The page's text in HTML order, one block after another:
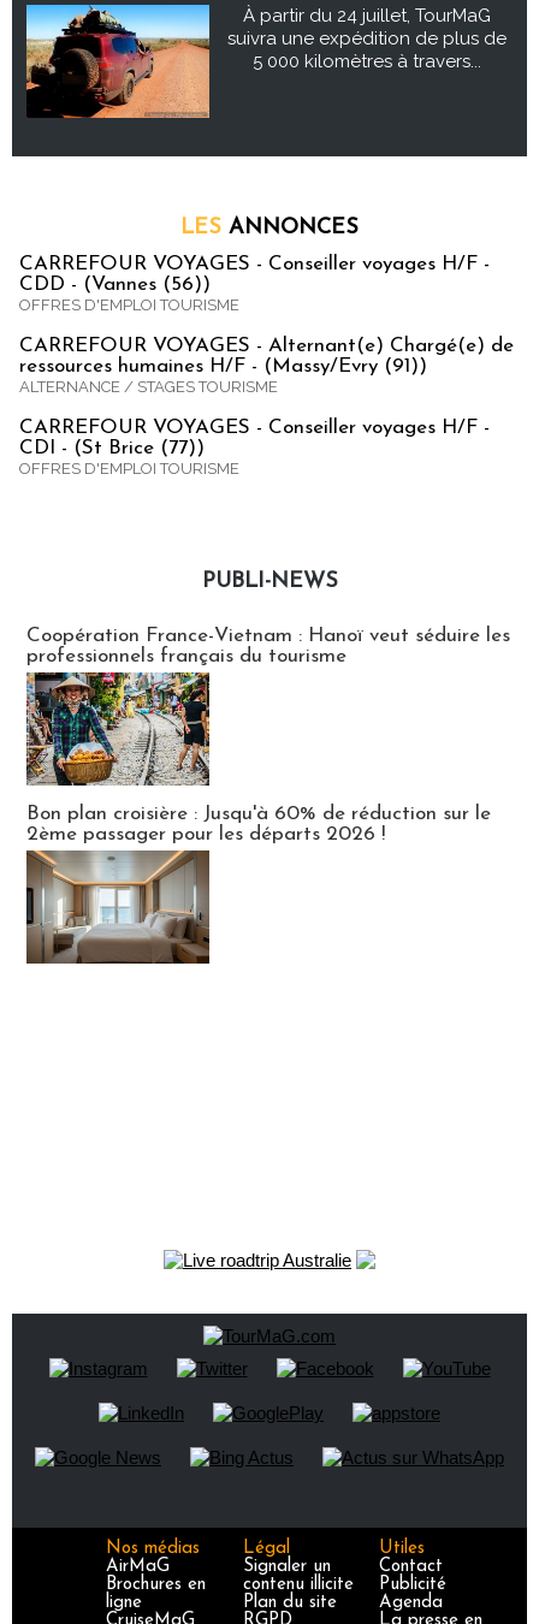
À partir du 24 juillet, TourMaG
suivra une expédition de plus de
5 000 kilomètres à travers...
LES ANNONCES
CARREFOUR VOYAGES - Conseiller voyages H/F -
CDD - (Vannes (56))
OFFRES D'EMPLOI TOURISME
CARREFOUR VOYAGES - Alternant(e) Chargé(e) de
ressources humaines H/F - (Massy/Evry (91))
ALTERNANCE / STAGES TOURISME
CARREFOUR VOYAGES - Conseiller voyages H/F -
CDI - (St Brice (77))
OFFRES D'EMPLOI TOURISME
PUBLI-NEWS
Coopération France-Vietnam : Hanoï veut séduire les
professionnels français du tourisme
Bon plan croisière : Jusqu'à 60% de réduction sur le
2ème passager pour les départs 2026 !
Nos médias
AirMaG
Brochures en
ligne
Légal
Signaler un
contenu illicite
Plan du site
Utiles
Contact
Publicité
Agenda